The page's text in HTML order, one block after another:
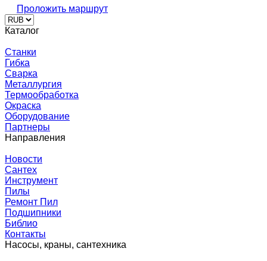
Проложить маршрут
Каталог
Станки
Гибка
Сварка
Металлургия
Термообработка
Окраска
Оборудование
Партнеры
Направления
Новости
Сантех
Инструмент
Пилы
Ремонт Пил
Подшипники
Библио
Контакты
Насосы, краны, сантехника